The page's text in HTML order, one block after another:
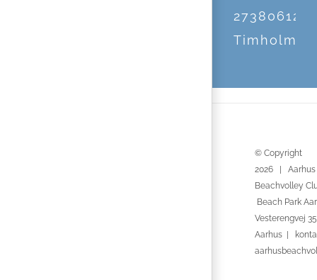
27380612
© Copyright
2026 | Aarhus
Beachvolley
Beach Park
Vesterengvej
Aarhus |